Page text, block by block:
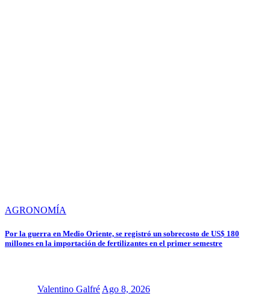
AGRONOMÍA
Por la guerra en Medio Oriente, se registró un sobrecosto de US$ 180
millones en la importación de fertilizantes en el primer semestre
Valentino Galfré Ago 8, 2026